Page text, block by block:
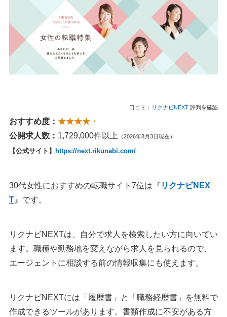
口コミ： リクナビNEXT 評判を確認
おすすめ度： ★★★★・
公開求人数： 1,729,000件以上 （2026年8月3日現在）
【公式サイト】 https://next.rikunabi.com/
30代女性におすすめの転職サイト7位は『 リクナビNEX
T 』です。
リクナビNEXTは、自分で求人を検索したい方に向いてい
ます。職種や勤務地を変えながら求人を見られるので、
エージェントに相談する前の情報収集にも使えます。
リクナビNEXTには「履歴書」と「職務経歴書」を無料で
作成できるツールがあります。書類作成に不安がある方